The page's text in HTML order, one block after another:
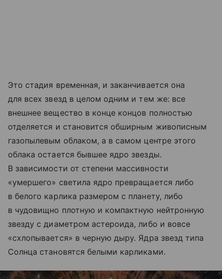
Это стадия временная, и заканчивается она
для всех звезд в целом одним и тем же: все
внешнее вещество в конце концов полностью
отделяется и становится обширным живописным
газопылевым облаком, а в самом центре этого
облака остается бывшее ядро звезды.
В зависимости от степени массивности
«умершего» светила ядро превращается либо
в белого карлика размером с планету, либо
в чудовищно плотную и компактную нейтронную
звезду с диаметром астероида, либо и вовсе
«схлопывается» в черную дыру. Ядра звезд типа
Солнца становятся белыми карликами.